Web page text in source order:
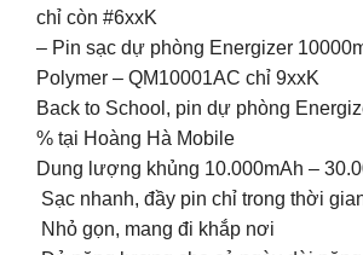
chỉ còn #6xxK
– Pin sạc dự phòng Energizer
Polymer – QM10001AC chỉ 9xxK
Back to School, pin dự phòng
% tại Hoàng Hà Mobile
Dung lượng khủng 10.000mAh –
Sạc nhanh, đầy pin chỉ trong thời
Nhỏ gọn, mang đi khắp nơi